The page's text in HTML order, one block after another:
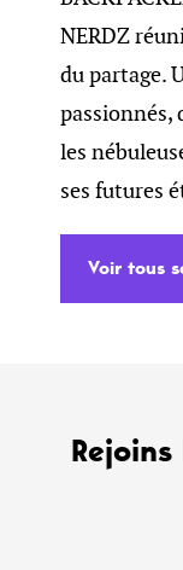
NERDZ
du partage.
passionnés,
les
ses futures
Voir tous
Rejoins